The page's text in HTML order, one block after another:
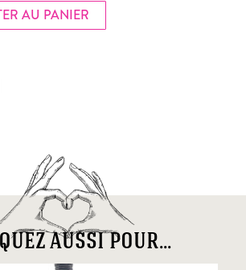
AU PANIER
aussi pour...